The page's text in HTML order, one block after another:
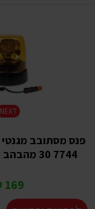
NEXT
30 7744 מהבהב - חיבור למצית
169 ₪